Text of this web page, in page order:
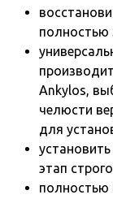
полностью
Ankylos,
челюсти
для
этап
полностью